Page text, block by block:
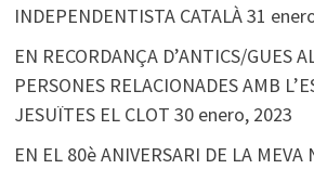
INDEPENDENTISTA CATALÀ31
EN RECORDANÇA D’ANTICS/GUES
PERSONES RELACIONADES AMB
JESUÏTES EL CLOT 30 enero, 2023
EN EL 80è ANIVERSARI DE LA MEVA